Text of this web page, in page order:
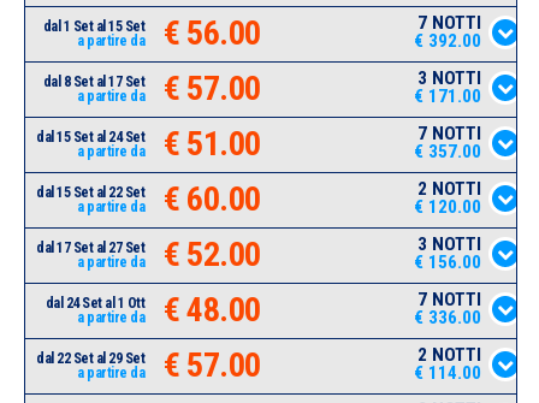
dal 1 Set al 15 Set
a partire da
€ 56.00
7 NOTTI
€ 392.00
dal 8 Set al 17 Set
a partire da
€ 57.00
3 NOTTI
€ 171.00
dal 15 Set al 24 Set
a partire da
€ 51.00
7 NOTTI
€ 357.00
dal 15 Set al 22 Set
a partire da
€ 60.00
2 NOTTI
€ 120.00
dal 17 Set al 27 Set
a partire da
€ 52.00
3 NOTTI
€ 156.00
dal 24 Set al 1 Ott
a partire da
€ 48.00
7 NOTTI
€ 336.00
dal 22 Set al 29 Set
a partire da
€ 57.00
2 NOTTI
€ 114.00